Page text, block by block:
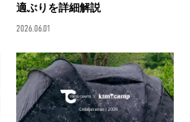
適ぶりを詳細解説
2026.06.01